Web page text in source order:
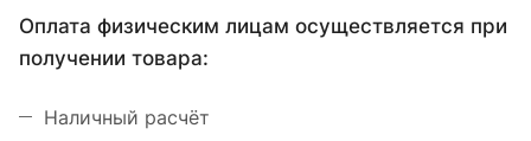
Оплата физическим лицам осуществляется при
получении товара:
Наличный расчёт